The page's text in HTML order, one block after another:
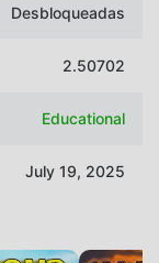
Desbloqueadas
2.50702
Educational
July 19, 2025